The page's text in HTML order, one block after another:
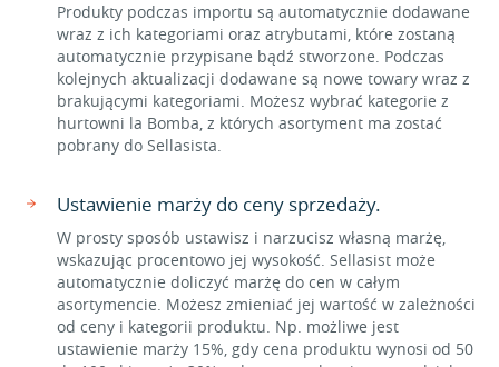
Produkty podczas importu są automatycznie dodawane
wraz z ich kategoriami oraz atrybutami, które zostaną
automatycznie przypisane bądź stworzone. Podczas
kolejnych aktualizacji dodawane są nowe towary wraz z
brakującymi kategoriami. Możesz wybrać kategorie z
hurtowni la Bomba, z których asortyment ma zostać
pobrany do Sellasista.
Ustawienie marży do ceny sprzedaży.
W prosty sposób ustawisz i narzucisz własną marżę,
wskazując procentowo jej wysokość. Sellasist może
automatycznie doliczyć marżę do cen w całym
asortymencie. Możesz zmieniać jej wartość w zależności
od ceny i kategorii produktu. Np. możliwe jest
ustawienie marży 15%, gdy cena produktu wynosi od 50